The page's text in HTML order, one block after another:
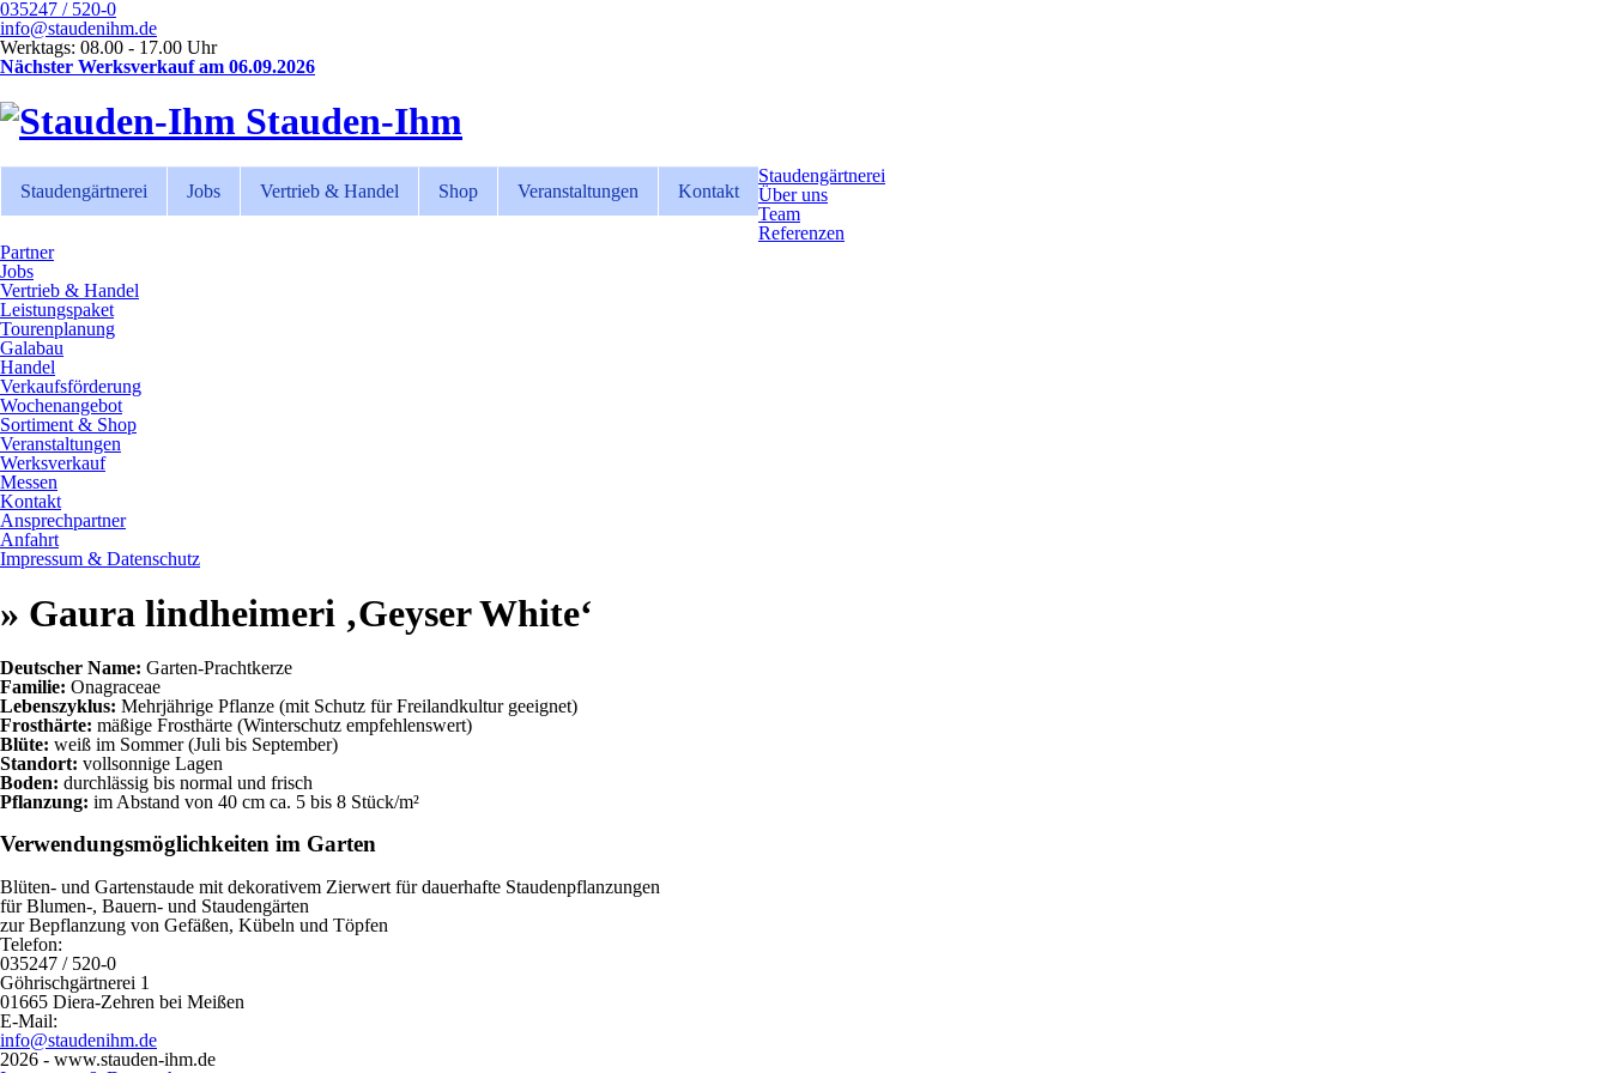
035247 / 520-0
info@staudenihm.de
Werktags: 08.00 - 17.00 Uhr
Nächster Werksverkauf am 06.09.2026
Stauden-Ihm
Staudengärtnerei Jobs Vertrieb & Handel Shop Veranstaltungen Kontakt
Staudengärtnerei
Über uns
Team
Referenzen
Partner
Jobs
Vertrieb & Handel
Leistungspaket
Tourenplanung
Galabau
Handel
Verkaufsförderung
Wochenangebot
Sortiment & Shop
Veranstaltungen
Werksverkauf
Messen
Kontakt
Ansprechpartner
Anfahrt
Impressum & Datenschutz
» Gaura lindheimeri ‚Geyser White‘
Deutscher Name: Garten-Prachtkerze
Familie: Onagraceae
Lebenszyklus: Mehrjährige Pflanze (mit Schutz für Freilandkultur geeignet)
Frosthärte: mäßige Frosthärte (Winterschutz empfehlenswert)
Blüte: weiß im Sommer (Juli bis September)
Standort: vollsonnige Lagen
Boden: durchlässig bis normal und frisch
Pflanzung: im Abstand von 40 cm ca. 5 bis 8 Stück/m²
Verwendungsmöglichkeiten im Garten
Blüten- und Gartenstaude mit dekorativem Zierwert für dauerhafte Staudenpflanzungen
für Blumen-, Bauern- und Staudengärten
zur Bepflanzung von Gefäßen, Kübeln und Töpfen
Telefon:
035247 / 520-0
Göhrischgärtnerei 1
01665 Diera-Zehren bei Meißen
E-Mail:
info@staudenihm.de
2026 - www.stauden-ihm.de